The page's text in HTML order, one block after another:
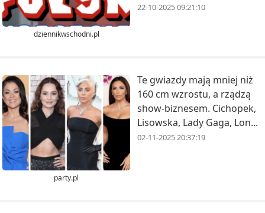
dziennikwschodni.pl
22-10-2025 09:21:10
party.pl
Te gwiazdy mają mniej niż
160 cm wzrostu, a rządzą
show-biznesem. Cichopek,
Lisowska, Lady Gaga, Lon...
02-11-2025 20:37:19